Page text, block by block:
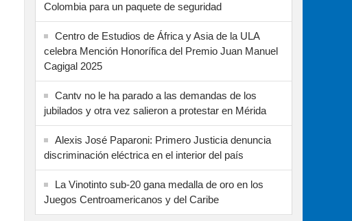
Colombia para un paquete de seguridad
Centro de Estudios de África y Asia de la ULA
celebra Mención Honorífica del Premio Juan Manuel
Cagigal 2025
Cantv no le ha parado a las demandas de los
jubilados y otra vez salieron a protestar en Mérida
Alexis José Paparoni: Primero Justicia denuncia
discriminación eléctrica en el interior del país
La Vinotinto sub-20 gana medalla de oro en los
Juegos Centroamericanos y del Caribe